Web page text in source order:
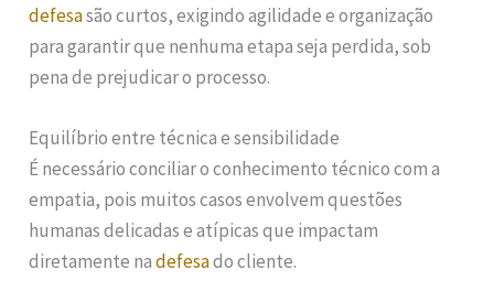
defesasão curtos, exigindo agilidade e organização
para garantir que nenhuma etapa seja perdida, sob
pena de prejudicar o processo.
Equilíbrio entre técnica e sensibilidade
É necessário conciliar o conhecimento técnico com a
empatia, pois muitos casos envolvem questões
humanas delicadas e atípicas que impactam
diretamente nadefesado cliente.